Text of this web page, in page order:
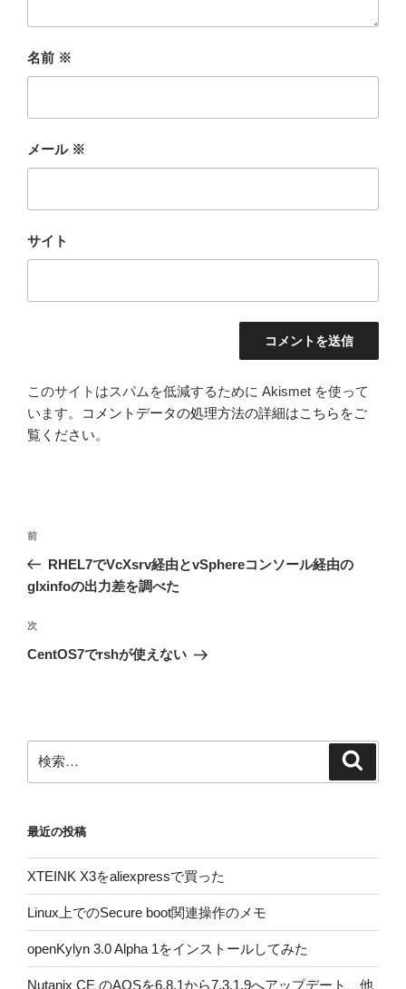
名前 ※
メール ※
サイト
このサイトはスパムを低減するために Akismet を使って
います。
コメントデータの処理方法の詳細はこちらをご
覧ください。
投
ナ
ゲ
ー
前
の
投
前
RHEL7でVcXsrv経由とvSphereコンソール経由の
glxinfoの出力差を調べた
次
の
次
CentOS7でrshが使えない
索:
最近の投稿
XTEINK X3をaliexpressで買った
Linux上でのSecure boot関連操作のメモ
openKylyn 3.0 Alpha 1をインストールしてみた
Nutanix CE のAOSを6.8.1から7.3.1.9へアップデート、他